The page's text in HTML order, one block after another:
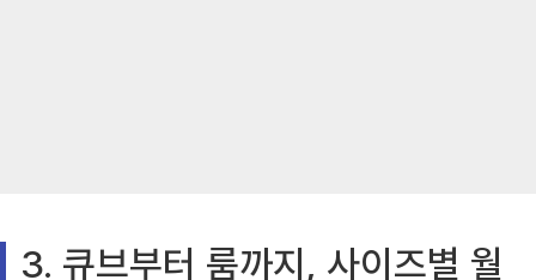
3. 큐브부터 룸까지, 사이즈별 월